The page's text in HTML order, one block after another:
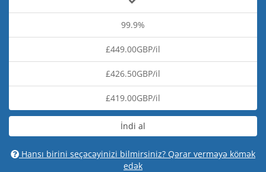
99.9%
£449.00GBP/il
£426.50GBP/il
£419.00GBP/il
İndi al
Hansı birini seçəcəyinizi bilmirsiniz? Qərar verməyə kömək
edək